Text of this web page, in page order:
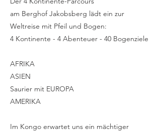
am Berghof Jakobsberg lädt ein zur
Weltreise mit Pfeil und Bogen:
4 Kontinente - 4 Abenteuer - 40 Bogenziele
AFRIKA
ASIEN
Saurier mit EUROPA
AMERIKA
Im Kongo erwartet uns ein mächtiger